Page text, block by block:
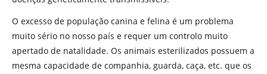
O excesso de população canina e felina é um problema
muito sério no nosso país e requer um controlo muito
apertado de natalidade. Os animais esterilizados possuem a
mesma capacidade de companhia, guarda, caça, etc. que os